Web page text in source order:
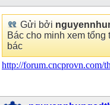
Gửi bởi
Bác cho minh xem tổng
bác
http://forum.cncprovn.com/